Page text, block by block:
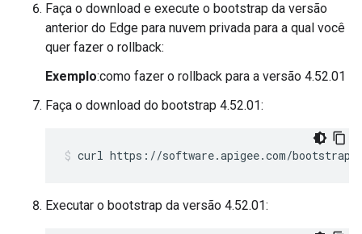
Faça o download e execute o bootstrap da versão
anterior do Edge para nuvem privada para a qual você
quer fazer o rollback:
Exemplo:como fazer o rollback para a versão 4.52.01
Faça o download do bootstrap 4.52.01:
curl https://software.apigee.com/
Executar o bootstrap da versão 4.52.01: